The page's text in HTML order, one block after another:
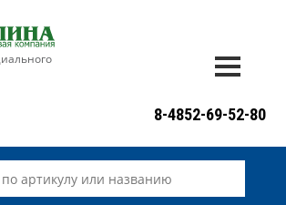
8-4852-69-52-80